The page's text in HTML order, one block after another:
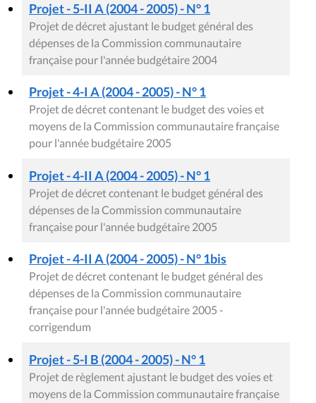
Projet - 5-II A (2004 - 2005) - N° 1
Projet de décret ajustant le budget général des
dépenses de la Commission communautaire
française pour l'année budgétaire 2004
Projet - 4-I A (2004 - 2005) - N° 1
Projet de décret contenant le budget des voies et
moyens de la Commission communautaire française
pour l'année budgétaire 2005
Projet - 4-II A (2004 - 2005) - N° 1
Projet de décret contenant le budget général des
dépenses de la Commission communautaire
française pour l'année budgétaire 2005
Projet - 4-II A (2004 - 2005) - N° 1bis
Projet de décret contenant le budget général des
dépenses de la Commission communautaire
française pour l'année budgétaire 2005 -
corrigendum
Projet - 5-I B (2004 - 2005) - N° 1
Projet de règlement ajustant le budget des voies et
moyens de la Commission communautaire française